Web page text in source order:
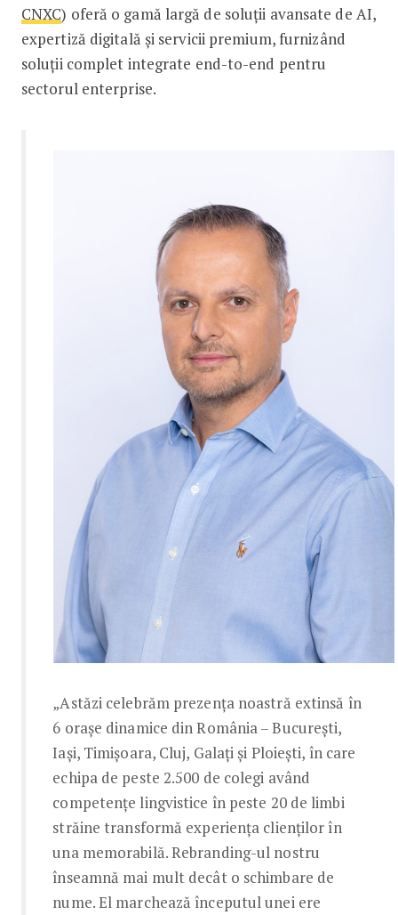
CNXC) oferă o gamă largă de soluții avansate de AI,
expertiză digitală și servicii premium, furnizând
soluții complet integrate end-to-end pentru
sectorul enterprise.
„Astăzi celebrăm prezența noastră extinsă în
6 orașe dinamice din România – București,
Iași, Timișoara, Cluj, Galați și Ploiești, în care
echipa de peste 2.500 de colegi având
competențe lingvistice în peste 20 de limbi
străine transformă experiența clienților în
una memorabilă. Rebranding-ul nostru
înseamnă mai mult decât o schimbare de
nume. El marchează începutul unei ere